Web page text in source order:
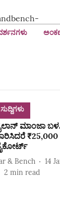
ಸುದ್ದಿಗಳು
ಮಾಂಜಾ
& Bench
14
2 min read